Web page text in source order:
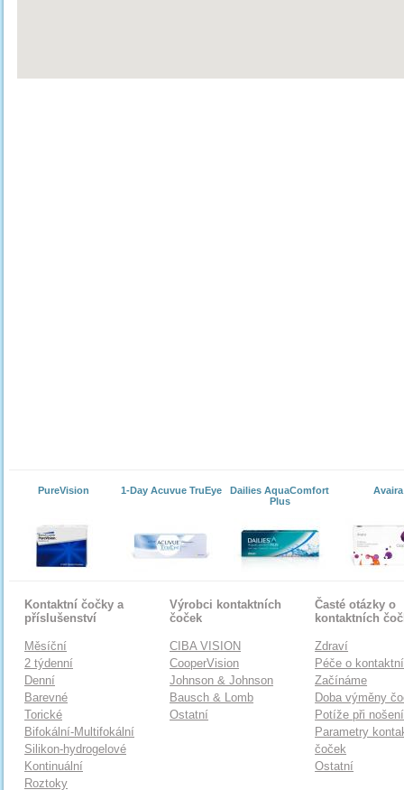
PureVision 1-Day Acuvue TruEye
Dailies AquaComfort
Plus
Avaira
Kontaktní čočky a
příslušenství
Měsíční
2 týdenní
Denní
Barevné
Torické
Bifokální-Multifokální
Silikon-hydrogelové
Kontinuální
Roztoky
Výrobci kontaktních
čoček
CIBA VISION
CooperVision
Johnson & Johnson
Bausch & Lomb
Ostatní
Časté otázky o
kontaktních
Zdraví
Péče o
Začínáme
Doba výměny
Potíže při
Parametry
čoček
Ostatní